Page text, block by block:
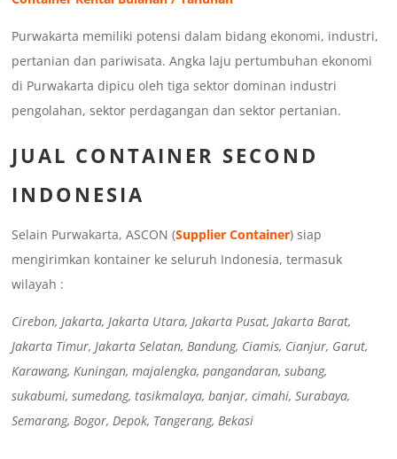
Purwakarta memiliki potensi dalam bidang ekonomi, industri,
pertanian dan pariwisata. Angka laju pertumbuhan ekonomi
di Purwakarta dipicu oleh tiga sektor dominan industri
pengolahan, sektor perdagangan dan sektor pertanian.
JUAL CONTAINER SECOND
INDONESIA
Selain Purwakarta, ASCON (Supplier Container) siap
mengirimkan kontainer ke seluruh Indonesia, termasuk
wilayah :
Cirebon, Jakarta, Jakarta Utara, Jakarta Pusat, Jakarta Barat,
Jakarta Timur, Jakarta Selatan, Bandung, Ciamis, Cianjur, Garut,
Karawang, Kuningan, majalengka, pangandaran, subang,
sukabumi, sumedang, tasikmalaya, banjar, cimahi, Surabaya,
Semarang, Bogor, Depok, Tangerang, Bekasi